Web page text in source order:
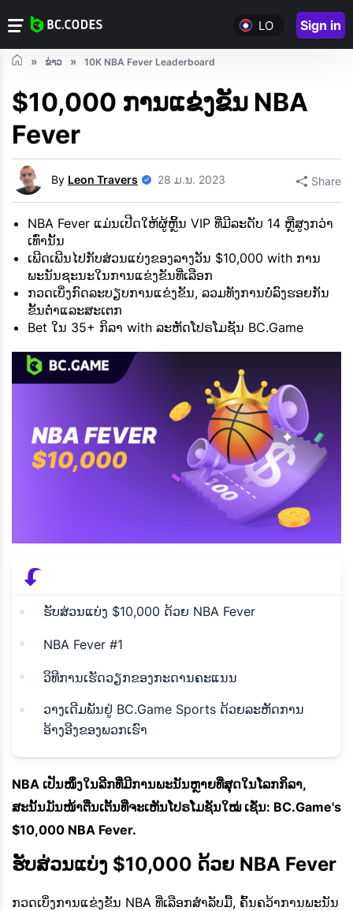
LO Sign in
ຂ່າວ 10K NBA Fever Leaderboard
$10,000 ການແຂ່ງຂັນ NBA
Fever
By Leon Travers 28 ມ.ນ. 2023 Share
NBA Fever ແມ່ນເປີດໃຫ້ຜູ້ຫຼິ້ນ VIP ທີ່ມີລະດັບ 14 ຫຼືສູງກວ່າ
ເທົ່ານັ້ນ
ເພີດເພີນໄປກັບສ່ວນແບ່ງຂອງລາງວັນ $10,000 with ການ
ພະນັນຊະນະໃນການແຂ່ງຂັນທີ່ເລືອກ
ກວດເບິ່ງກົດລະບຽບການແຂ່ງຂັນ, ລວມທັງການບໍ່ລົງຮອຍກັນ
ຂັ້ນຕ່ໍາແລະສະເຕກ
Bet ໃນ 35+ ກິລາ with ລະຫັດໂປຣໂມຊັນ BC.Game
ຮັບສ່ວນແບ່ງ $10,000 ດ້ວຍ NBA Fever
NBA Fever #1
ວິທີການເຮັດວຽກຂອງກະດານຄະແນນ
ວາງເດີມພັນຢູ່ BC.Game Sports ດ້ວຍລະຫັດການ
ອ້າງອີງຂອງພວກເຮົາ
NBA ເປັນໜຶ່ງໃນລີກທີ່ມີການພະນັນຫຼາຍທີ່ສຸດໃນໂລກກິລາ,
ສະນັ້ນມັນໜ້າຕື່ນເຕັ້ນທີ່ຈະເຫັນໂປຣໂມຊັນໃໝ່ ເຊັ່ນ: BC.Game's
$10,000 NBA Fever.
ຮັບສ່ວນແບ່ງ $10,000 ດ້ວຍ NBA Fever
ກວດເບິ່ງການແຂ່ງຂັນ NBA ທີ່ເລືອກສໍາລັບມື້, ຄົ້ນຄວ້າການພະນັນ